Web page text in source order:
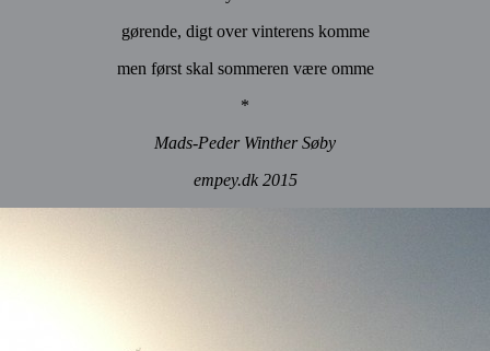
gørende, digt over vinterens komme
men først skal sommeren være omme
*
Mads-Peder Winther Søby
empey.dk 2015